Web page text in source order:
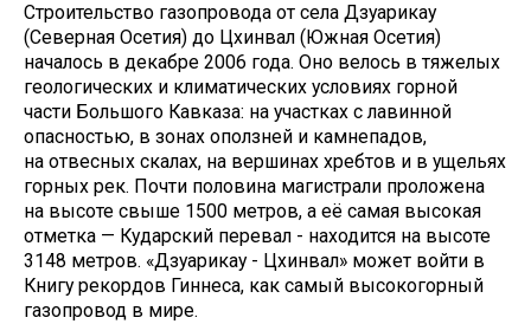
Строительство газопровода от села Дзуарикау
(Северная Осетия) до Цхинвал (Южная Осетия)
началось в декабре 2006 года. Оно велось в тяжелых
геологических и климатических условиях горной
части Большого Кавказа: на участках с лавинной
опасностью, в зонах оползней и камнепадов,
на отвесных скалах, на вершинах хребтов и в ущельях
горных рек. Почти половина магистрали проложена
на высоте свыше 1500 метров, а её самая высокая
отметка — Кударский перевал - находится на высоте
3148 метров. «Дзуарикау - Цхинвал» может войти в
Книгу рекордов Гиннеса, как самый высокогорный
газопровод в мире.